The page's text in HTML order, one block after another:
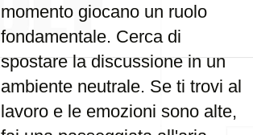
momento giocano un ruolo
fondamentale. Cerca di
spostare la discussione in un
ambiente neutrale. Se ti trovi al
lavoro e le emozioni sono alte,